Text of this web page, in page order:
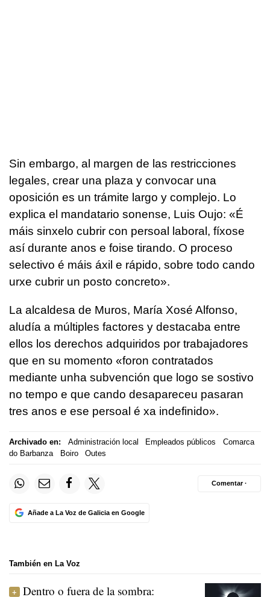
Sin embargo, al margen de las restricciones
legales, crear una plaza y convocar una
oposición es un trámite largo y complejo. Lo
explica el mandatario sonense, Luis Oujo: «É
máis sinxelo cubrir con persoal laboral, fíxose
así durante anos e foise tirando. O proceso
selectivo é máis áxil e rápido, sobre todo cando
urxe cubrir un posto concreto».
La alcaldesa de Muros, María Xosé Alfonso,
aludía a múltiples factores y destacaba entre
ellos los derechos adquiridos por trabajadores
que en su momento «foron contratados
mediante unha subvención que logo se sostivo
no tempo e que cando desapareceu pasaran
tres anos e ese persoal é xa indefinido».
Archivado en: Administración local Empleados públicos
Comarca
do Barbanza
Boiro Outes
Añade a La Voz de Galicia en Google
Comentar ·
También en La Voz
Dentro o fuera de la sombra: